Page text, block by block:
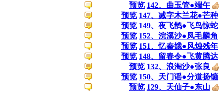
预览 142、曲玉管●端午
预览 147、减字木兰花●芒种
预览 149、夜飞鹊●飞鸟惊蛇
预览 152、浣溪沙●凤毛麟角
预览 151、忆秦娥●风烛残年
预览 148、留春令●飞黄腾达
预览 132、浪淘沙●张良
预览 150、天门谣●分道扬镳
预览 129、天仙子●东山